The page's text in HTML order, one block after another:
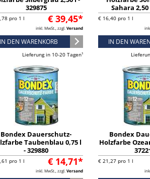
329875
€ 39,45*
pro 1 l
inkl. MwSt., zzgl. Versand
IN DEN WARENKORB
Lieferung in 10-20 Tagen¹
Sahara 2,50
€ 16,40 pro 1 l
IN DEN
Bondex Dauerschutz-
Taubenblau 0,75 l
- 329880
€ 14,71*
pro 1 l
inkl. MwSt., zzgl. Versand
Bondex
Holzfarbe
€ 21,27 pro 1 l